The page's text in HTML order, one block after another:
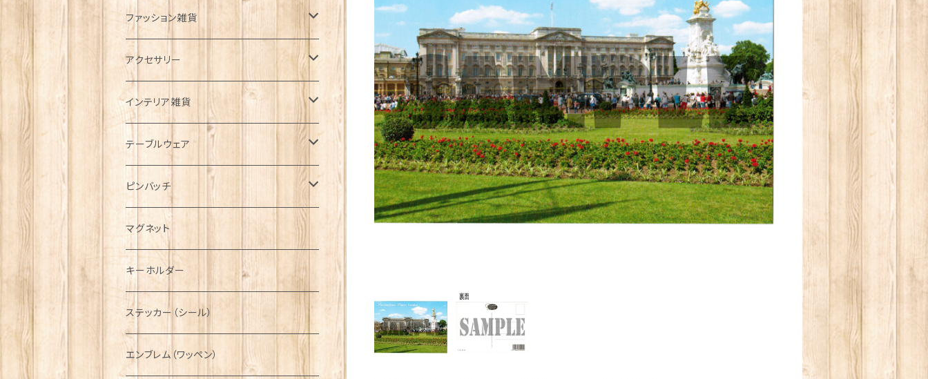
ファッション雑貨
タータンネクタイ
帽子
キャップ
ハンチング帽
キャスケット
ディアストーカー
ニット帽
Tシャツ
マフラー
タータン【Bronte by Moon】
タータン【Glencroft】
ボタンラップマフラー【Aran Traditions】
サッシュ
スカーフ
ファッションマスク
アクセサリー
ORTAK
ブローチ
ペンダント
チャーム
その他のアクセサリー
インテリア雑貨
インテリア置物
ラブスプーン
ラブスプーン【SION LLEWELLYN】
ラブスプーン【PAUL CURTIS】
ファブリック
テーブルウェア
ティータオル
ペーパーナプキン
ティーコジー
その他テーブルウェア
ピンバッチ
ジェネラルデザイン
乗り物
動物＆植物
国旗＆紋章
ミリタリー
NAVY
AIRFORCE
ピューター
マグネット
キーホルダー
ステッカー（シール）
エンブレム（ワッペン）